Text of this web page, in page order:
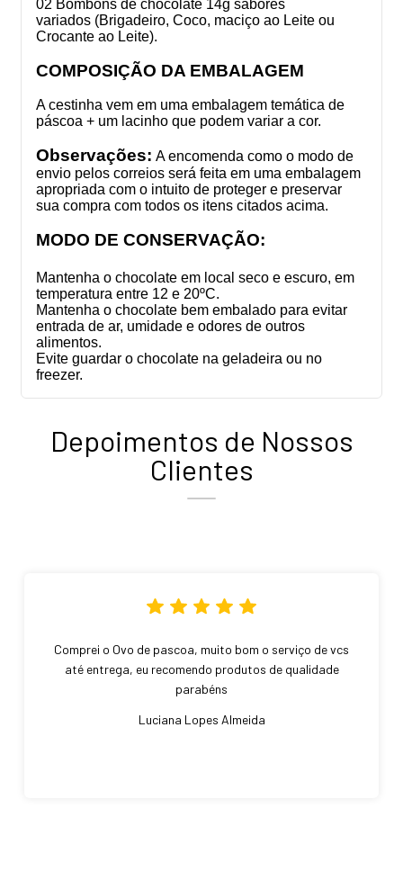
02 Bombons de chocolate 14g sabores
variados (Brigadeiro, Coco, maciço ao Leite ou
Crocante ao Leite).
COMPOSIÇÃO DA EMBALAGEM
A cestinha vem em uma embalagem temática de
páscoa + um lacinho que podem variar a cor.
Observações: A encomenda como o modo de
envio pelos correios será feita em uma embalagem
apropriada com o intuito de proteger e preservar
sua compra com todos os itens citados acima.
MODO DE CONSERVAÇÃO:
Mantenha o chocolate em local seco e escuro, em
temperatura entre 12 e 20ºC.
Mantenha o chocolate bem embalado para evitar
entrada de ar, umidade e odores de outros
alimentos.
Evite guardar o chocolate na geladeira ou no
freezer.
Depoimentos de Nossos
Clientes
Comprei o Ovo de pascoa, muito bom o serviço de vcs
até entrega, eu recomendo produtos de qualidade
parabéns
Luciana Lopes Almeida